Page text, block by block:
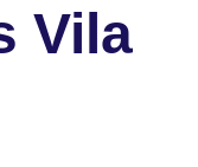
Vila